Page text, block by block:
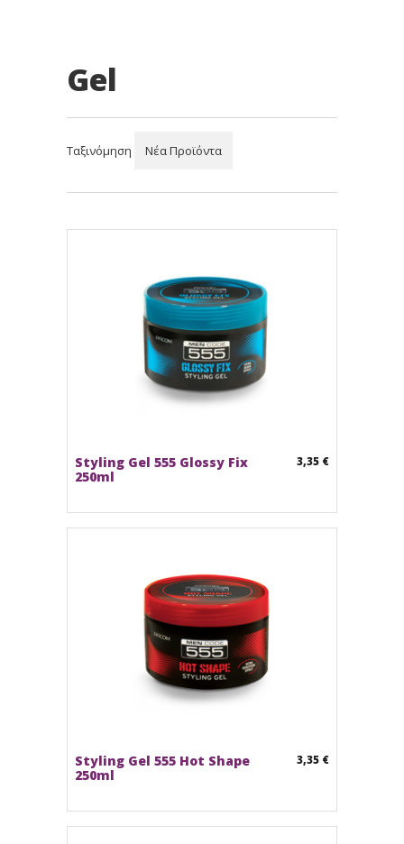
Gel
Ταξινόμηση Νέα Προϊόντα
Styling Gel 555 Glossy Fix
250ml
3,35 €
Styling Gel 555 Hot Shape
250ml
3,35 €